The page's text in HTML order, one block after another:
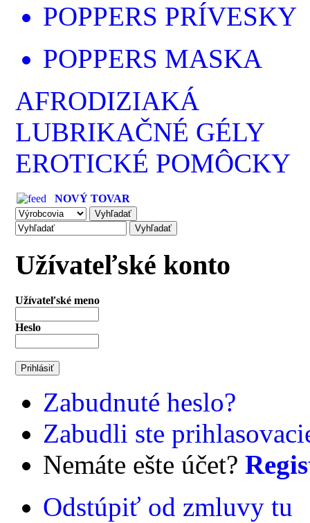
POPPERS PRÍVESKY
POPPERS MASKA
AFRODIZIAKÁ
LUBRIKAČNÉ GÉLY
EROTICKÉ POMÔCKY
NOVÝ TOVAR
Užívateľské konto
Užívateľské meno
Heslo
Zabudnuté heslo?
Zabudli ste
Nemáte ešte účet?
Odstúpiť od zmluvy tu